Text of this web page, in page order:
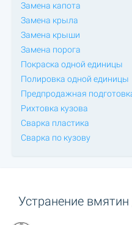
Замена капота
Замена крыла
Замена крыши
Замена порога
Покраска одной единицы
Полировка одной единицы
Предпродажная
Рихтовка кузова
Сварка пластика
Сварка по кузову
Устранение